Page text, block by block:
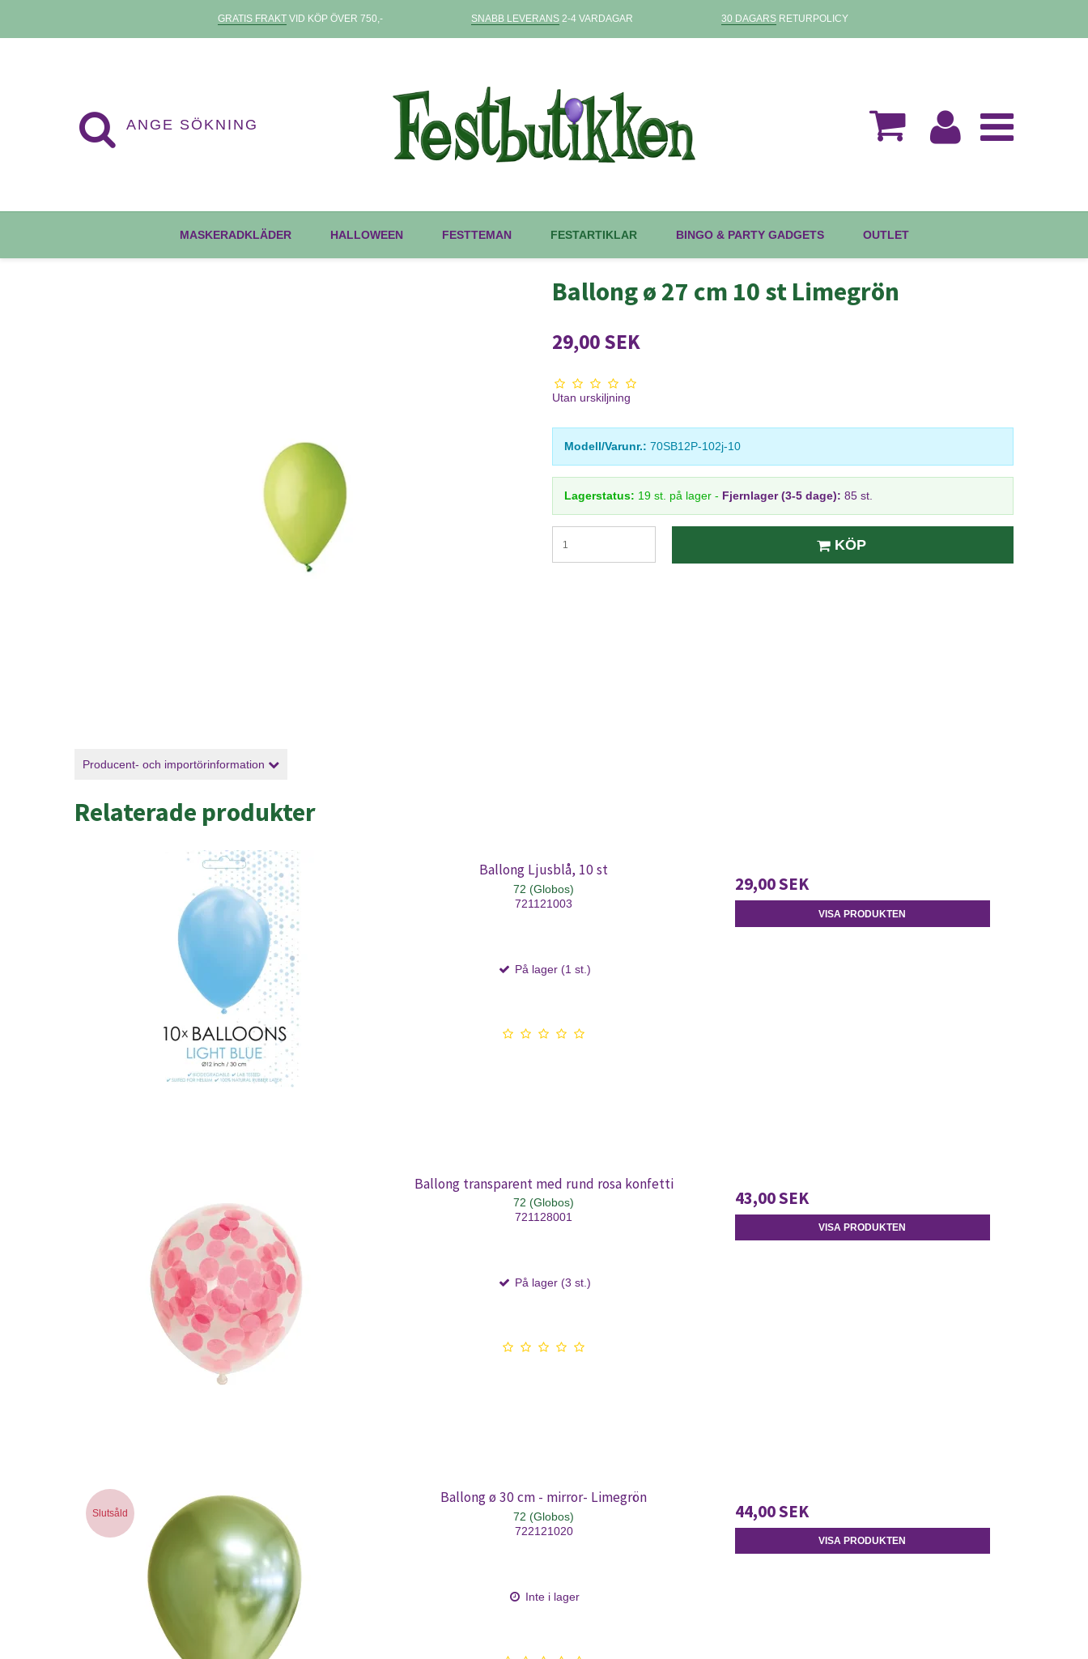
GRATIS FRAKTVID KÖP ÖVER 750,- SNABB LEVERANS2-4 VARDAGAR 30 DAGARSRETURPOLICY
MASKERADKLÄDER HALLOWEEN FESTTEMAN FESTARTIKLAR BINGO & PARTY GADGETS OUTLET
Producent- och importörinformation
Ballong ø 27 cm 10 st Limegrön
29,00 SEK
Utan urskiljning
Modell/Varunr.: 70SB12P-102j-10
Lagerstatus: 19 st. på lager - Fjernlager (3-5 dage): 85 st.
KÖP
Relaterade produkter
Ballong Ljusblå, 10 st
72 (Globos)
721121003
På lager (1 st.)
29,00 SEK
VISA PRODUKTEN
Ballong transparent med rund rosa konfetti
72 (Globos)
721128001
På lager (3 st.)
43,00 SEK
VISA PRODUKTEN
Slutsåld
Ballong ø 30 cm - mirror- Limegrön
72 (Globos)
722121020
Inte i lager
44,00 SEK
VISA PRODUKTEN